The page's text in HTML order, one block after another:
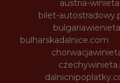
austria-
bilet-
bulharskadalnice.com